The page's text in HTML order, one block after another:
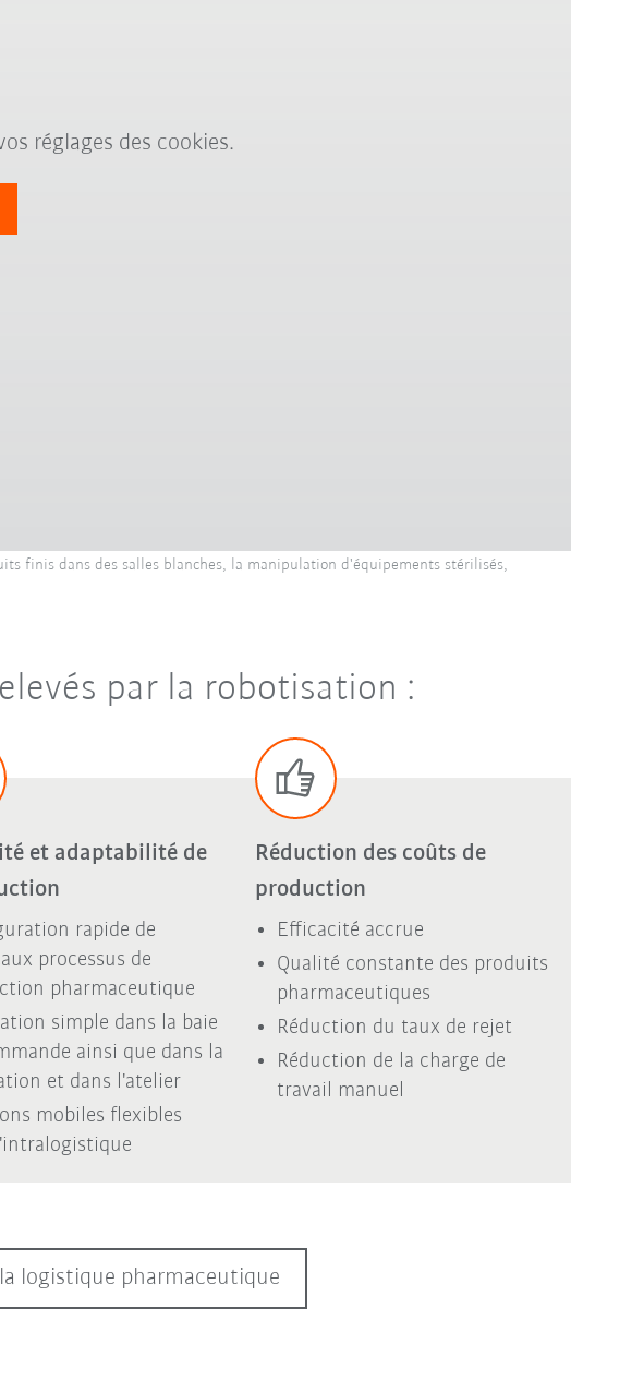
réglages des cookies.
finis dans des salles blanches, la manipulation d'équipements stérilisés,
par la robotisation :
et adaptabilité de
rapide de
processus de
pharmaceutique
simple dans la baie
ainsi que dans la
et dans l'atelier
mobiles flexibles
Réduction des coûts de
production
Efficacité accrue
Qualité constante des produits
pharmaceutiques
Réduction du taux de rejet
Réduction de la charge de
travail manuel
logistique pharmaceutique